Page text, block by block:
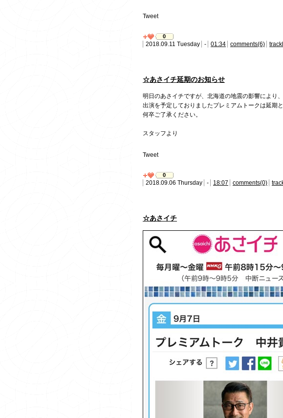
Tweet
0
2018.09.11 Tuesday - 01:34 comments(6)
☆あさイチ延期のお知らせ
明日のあさイチですが、北海道の地震の影響により
出演を予定しておりましたプレミアムトークは延期と
何卒ご了承ください。
スタッフより
Tweet
0
2018.09.06 Thursday - 18:07 comments(0)
☆あさイチ